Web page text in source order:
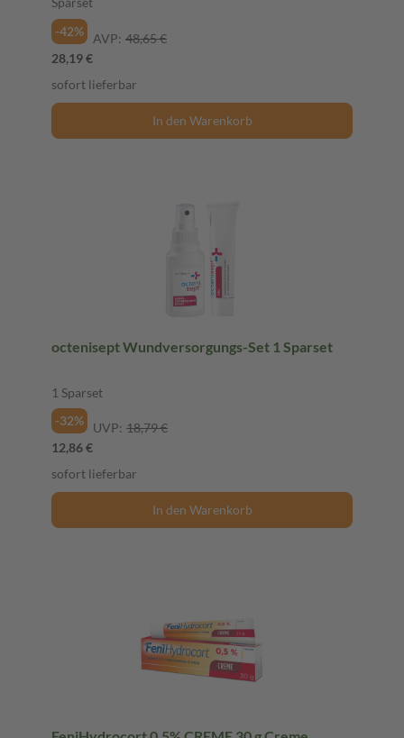
-42%
AVP: 48,65 €
28,19 €
sofort lieferbar
In den Warenkorb
octenisept Wundversorgungs-Set 1 Sparset
1 Sparset
-32%
UVP: 18,79 €
12,86 €
sofort lieferbar
In den Warenkorb